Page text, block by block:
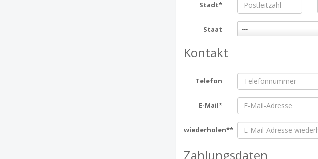
Stadt*
Staat ---
Kontakt
Telefon
E-Mail*
wiederholen**
Zahlungsdaten